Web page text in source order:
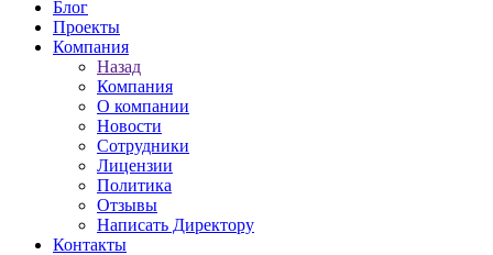
Блог
Проекты
Компания
Назад
Компания
О компании
Новости
Сотрудники
Лицензии
Политика
Отзывы
Написать Директору
Контакты